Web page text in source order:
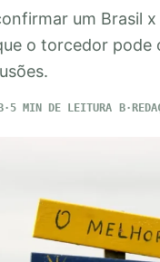
um Brasil
o torcedor
5 MIN DE LEITURA